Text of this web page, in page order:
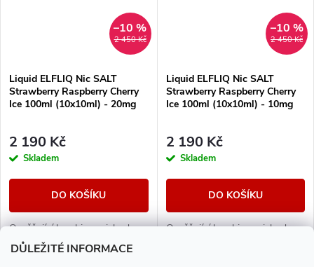
DŮLEŽITÉ INFORMACE
2 450 Kč
–10 %
Liquid ELFLIQ Nic SALT
Strawberry Raspberry Cherry
Ice 100ml (10x10ml) - 20mg
2 190 Kč
Skladem
DO KOŠÍKU
Osvěžující kombinace jahod,
malin a třešní s ledovou
2 450 Kč
–10 %
Liquid ELFLIQ Nic SALT
Strawberry Raspberry Cherry
Ice 100ml (10x10ml) - 10mg
2 190 Kč
Skladem
DO KOŠÍKU
Osvěžující kombinace jahod,